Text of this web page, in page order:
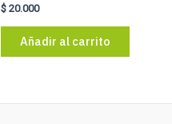
Valorado
con
0
$ 20.000
Añadir al carrito